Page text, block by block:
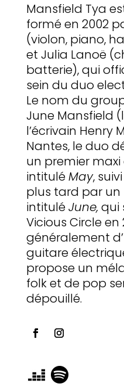
Mansfield Tya
formé en 2002
(violon, piano,
et Julia Lanoë
batterie), qui
sein du duo
Le nom du
June Mansfield
l’écrivain Henry
Nantes, le duo
un premier
intituléMay,
plus tard par
intituléJune, qui
Vicious Circle
généralement
guitare
propose un
folk et de pop
dépouillé.